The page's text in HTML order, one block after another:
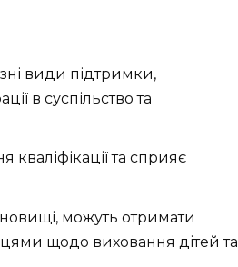
види підтримки,
в суспільство та
кваліфікації та сприяє
можуть отримати
щодо виховання дітей та